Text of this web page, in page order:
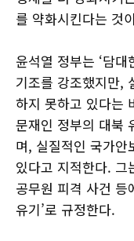
를 약화시킨다는 것
윤석열 정부는 ‘담
기조를 강조했지만,
하지 못하고 있다는
문재인 정부의 대북
며, 실질적인 국가안
있다고 지적한다. 그
공무원 피격 사건 등
유기’로 규정한다.